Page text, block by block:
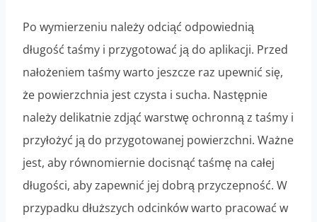
Po wymierzeniu należy odciąć odpowiednią
długość taśmy i przygotować ją do aplikacji. Przed
nałożeniem taśmy warto jeszcze raz upewnić się,
że powierzchnia jest czysta i sucha. Następnie
należy delikatnie zdjąć warstwę ochronną z taśmy i
przyłożyć ją do przygotowanej powierzchni. Ważne
jest, aby równomiernie docisnąć taśmę na całej
długości, aby zapewnić jej dobrą przyczepność. W
przypadku dłuższych odcinków warto pracować w